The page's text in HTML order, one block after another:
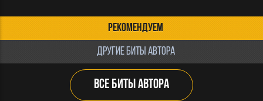
РЕКОМЕНДУЕМ
ДРУГИЕ БИТЫ АВТОРА
ВСЕ БИТЫ АВТОРА